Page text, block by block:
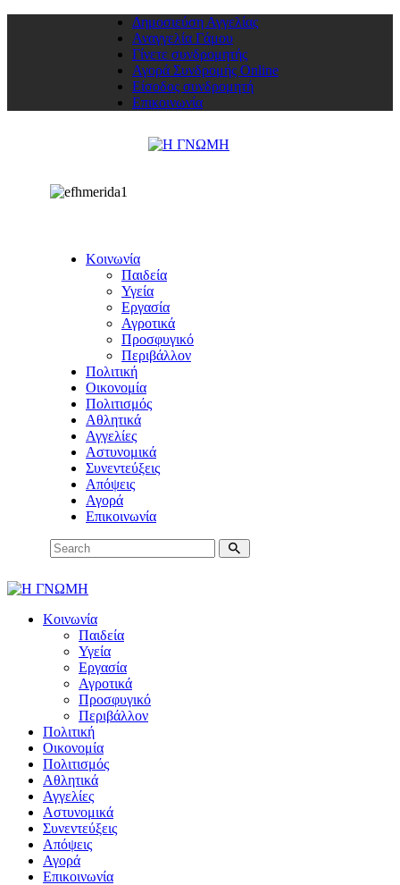
Δημοσιεύση Αγγελίας
Αναγγελία Γάμου
Γίνετε συνδρομητής
Αγορά Συνδρομής Online
Είσοδος συνδρομητή
Επικοινωνία
Κοινωνία
Παιδεία
Υγεία
Εργασία
Αγροτικά
Προσφυγικό
Περιβάλλον
Πολιτική
Οικονομία
Πολιτισμός
Αθλητικά
Αγγελίες
Αστυνομικά
Συνεντεύξεις
Απόψεις
Αγορά
Επικοινωνία
Κοινωνία
Παιδεία
Υγεία
Εργασία
Αγροτικά
Προσφυγικό
Περιβάλλον
Πολιτική
Οικονομία
Πολιτισμός
Αθλητικά
Αγγελίες
Αστυνομικά
Συνεντεύξεις
Απόψεις
Αγορά
Επικοινωνία